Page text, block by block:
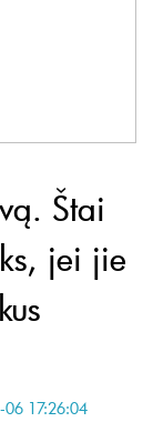
Štai
jei jie
17:26:04